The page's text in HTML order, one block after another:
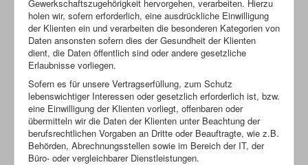
Gewerkschaftszugehörigkeit hervorgehen, verarbeiten. Hierzu
holen wir, sofern erforderlich, eine ausdrückliche Einwilligung
der Klienten ein und verarbeiten die besonderen Kategorien von
Daten ansonsten sofern dies der Gesundheit der Klienten
dient, die Daten öffentlich sind oder andere gesetzliche
Erlaubnisse vorliegen.
Sofern es für unsere Vertragserfüllung, zum Schutz
lebenswichtiger Interessen oder gesetzlich erforderlich ist, bzw.
eine Einwilligung der Klienten vorliegt, offenbaren oder
übermitteln wir die Daten der Klienten unter Beachtung der
berufsrechtlichen Vorgaben an Dritte oder Beauftragte, wie z.B.
Behörden, Abrechnungsstellen sowie im Bereich der IT, der
Büro- oder vergleichbarer Dienstleistungen.